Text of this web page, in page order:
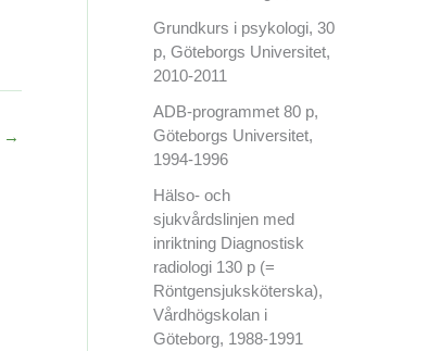
→
Grundkurs i psykologi, 30
p, Göteborgs Universitet,
2010-2011
ADB-programmet 80 p,
Göteborgs Universitet,
1994-1996
Hälso- och
sjukvårdslinjen med
inriktning Diagnostisk
radiologi 130 p (=
Röntgensjuksköterska),
Vårdhögskolan i
Göteborg, 1988-1991